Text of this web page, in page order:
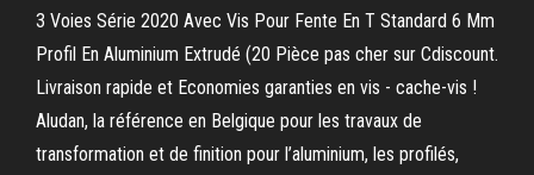
3 Voies Série 2020 Avec Vis Pour Fente En T Standard 6 Mm
Profil En Aluminium Extrudé (20 Pièce pas cher sur Cdiscount.
Livraison rapide et Economies garanties en vis - cache-vis !
Aludan, la référence en Belgique pour les travaux de
transformation et de finition pour l’aluminium, les profilés,